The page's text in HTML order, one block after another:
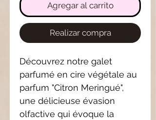
Agregar al carrito
Realizar compra
Découvrez notre galet
parfumé en cire végétale au
parfum "Citron Meringué",
une délicieuse évasion
olfactive qui évoque la